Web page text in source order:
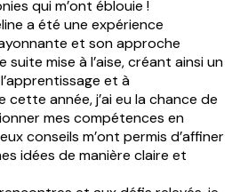
qui m’ont éblouie !
a été une expérience
et son approche
mise à l’aise, créant ainsi un
et à
cette année, j’ai eu la chance de
mes compétences en
conseils m’ont permis d’affiner
idées de manière claire et